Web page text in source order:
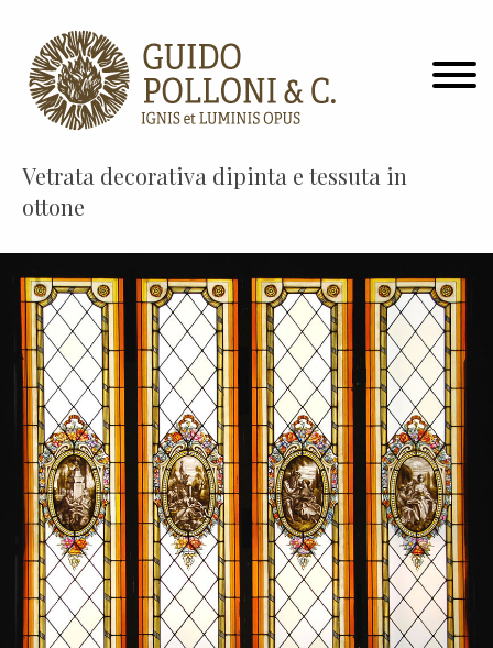
Vetrata decorativa dipinta e tessuta in
ottone